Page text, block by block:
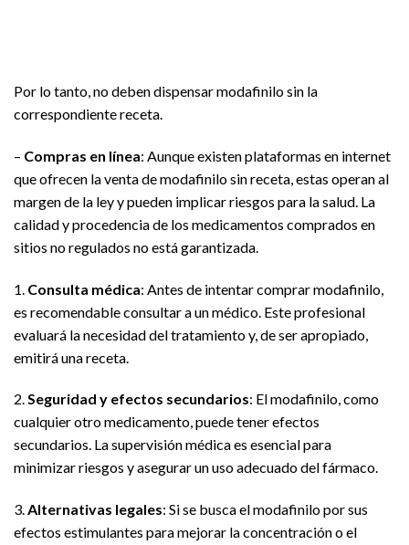
Por lo tanto, no deben dispensar modafinilo sin la
correspondiente receta.
– Compras en línea: Aunque existen plataformas en internet
que ofrecen la venta de modafinilo sin receta, estas operan al
margen de la ley y pueden implicar riesgos para la salud. La
calidad y procedencia de los medicamentos comprados en
sitios no regulados no está garantizada.
1. Consulta médica: Antes de intentar comprar modafinilo,
es recomendable consultar a un médico. Este profesional
evaluará la necesidad del tratamiento y, de ser apropiado,
emitirá una receta.
2.Seguridad y efectos secundarios: El modafinilo, como
cualquier otro medicamento, puede tener efectos
secundarios. La supervisión médica es esencial para
minimizar riesgos y asegurar un uso adecuado del fármaco.
3.Alternativas legales: Si se busca el modafinilo por sus
efectos estimulantes para mejorar la concentración o el